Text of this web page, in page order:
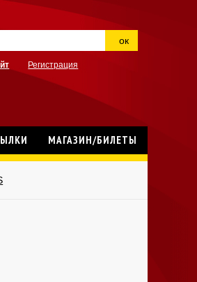
ок
Регистрация
МАГАЗИН/БИЛЕТЫ